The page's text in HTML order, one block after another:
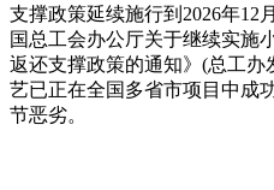
支撑政策延续施行到2026年12
国总工会办公厅关于继续实施
返还支撑政策的通知》(总工办
艺已正在全国多省市项目中成
节恶劣。